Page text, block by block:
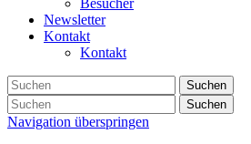
Besucher
Newsletter
Kontakt
Kontakt
Suchen
Suchen
Navigation überspringen